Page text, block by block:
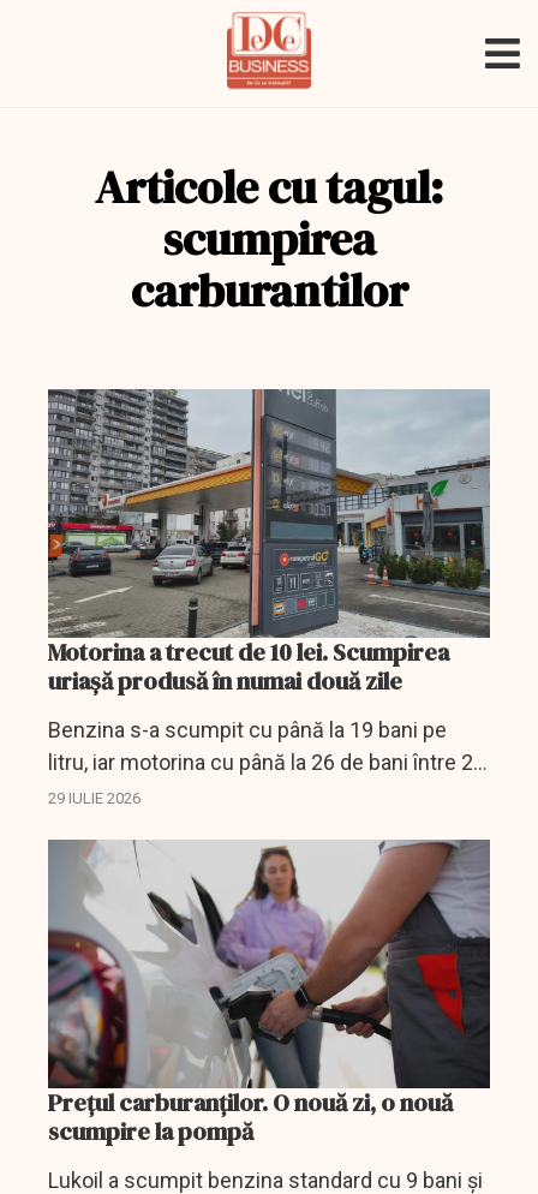
Articole cu tagul:
scumpirea
carburantilor
Motorina a trecut de 10 lei. Scumpirea
uriașă produsă în numai două zile
Benzina s-a scumpit cu până la 19 bani pe
litru, iar motorina cu până la 26 de bani între 27
și 29 iulie. Proiectul pentru reducerea accizei a
29 IULIE 2026
Prețul carburanților. O nouă zi, o nouă
scumpire la pompă
Lukoil a scumpit benzina standard cu 9 bani și